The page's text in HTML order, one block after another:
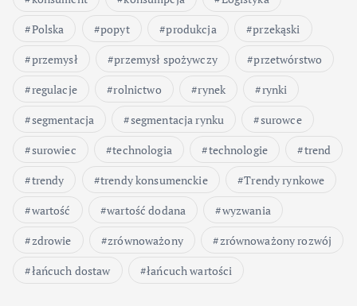
Polska
popyt produkcja
przekąski
przemysł
przemysł spożywczy
przetwórstwo
regulacje
rolnictwo rynek
rynki
segmentacja
segmentacja rynku
surowce
surowiec
technologia technologie
trend
trendy
trendy konsumenckie
Trendy rynkowe
wartość
wartość dodana
wyzwania
zdrowie
zrównoważony
zrównoważony rozwój
łańcuch dostaw
łańcuch wartości